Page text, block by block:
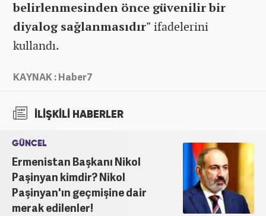
belirlenmesinden önce güvenilir bir
diyalog sağlanmasıdır" ifadelerini
kullandı.
KAYNAK : Haber7
İLİŞKİLİ HABERLER
GÜNCEL
Ermenistan Başkanı Nikol
Paşinyan kimdir? Nikol
Paşinyan'ın geçmişine dair
merak edilenler!